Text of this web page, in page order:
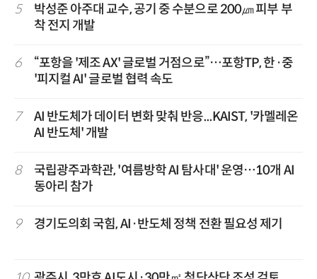
5
박성준 아주대 교수, 공기 중 수분으로 200㎛ 피부 부
착 전지 개발
6
“포항을 '제조 AX' 글로벌 거점으로”…포항TP, 한·중
'피지컬 AI' 글로벌 협력 속도
7
AI 반도체가 데이터 변화 맞춰 반응...KAIST, '카멜레온
AI 반도체' 개발
8
국립광주과학관, '여름방학 AI 탐사대' 운영…10개 AI
동아리 참가
9 경기도의회 국힘, AI·반도체 정책 전환 필요성 제기